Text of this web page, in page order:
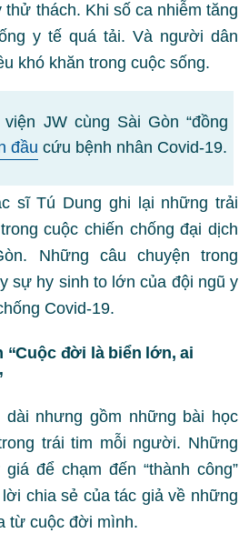
thử thách. Khi số ca nhiễm tăng
y tế quá tải. Và người dân
khó khăn trong cuộc sống.
JW cùng Sài Gòn “đồng
đầu cứu bệnh nhân Covid-19.
sĩ Tú Dung ghi lại những trải
cuộc chiến chống đại dịch
Những câu chuyện trong
sự hy sinh to lớn của đội ngũ y
Covid-19.
“Cuộc đời là biển lớn, ai
nhưng gồm những bài học
trái tim mỗi người. Những
để chạm đến “thành công”
chia sẻ của tác giả về những
từ cuộc đời mình.